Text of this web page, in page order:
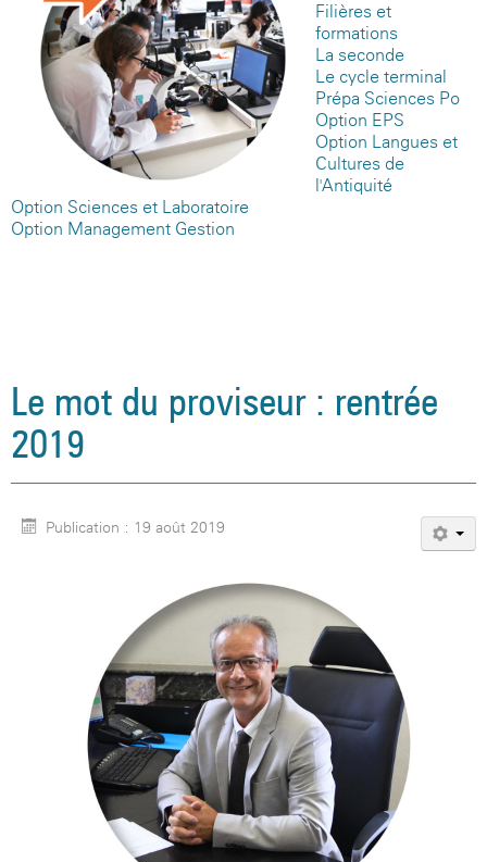
Filières et
formations
La seconde
Le cycle terminal
Prépa Sciences Po
Option EPS
Option Langues et
Cultures de
l'Antiquité
Option Sciences et Laboratoire
Option Management Gestion
Le mot du proviseur : rentrée
2019
Publication : 19 août 2019